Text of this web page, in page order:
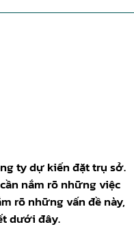
ty dự kiến đặt trụ sở.
nắm rõ những việc
rõ những vấn đề này,
dưới đây.